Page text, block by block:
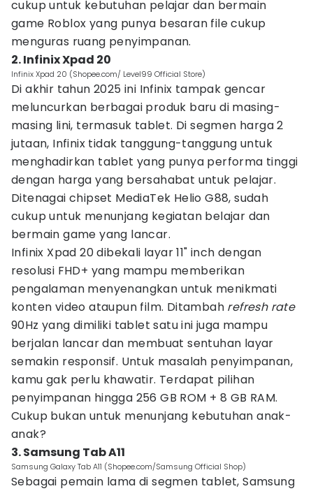
cukup untuk kebutuhan pelajar dan bermain
game Roblox yang punya besaran file cukup
menguras ruang penyimpanan.
2. Infinix Xpad 20
Infinix Xpad 20 (Shopee.com/ Level99 Official Store)
Di akhir tahun 2025 ini Infinix tampak gencar
meluncurkan berbagai produk baru di masing-
masing lini, termasuk tablet. Di segmen harga 2
jutaan, Infinix tidak tanggung-tanggung untuk
menghadirkan tablet yang punya performa tinggi
dengan harga yang bersahabat untuk pelajar.
Ditenagai chipset MediaTek Helio G88, sudah
cukup untuk menunjang kegiatan belajar dan
bermain game yang lancar.
Infinix Xpad 20 dibekali layar 11" inch dengan
resolusi FHD+ yang mampu memberikan
pengalaman menyenangkan untuk menikmati
konten video ataupun film. Ditambah refresh rate
90Hz yang dimiliki tablet satu ini juga mampu
berjalan lancardan membuat sentuhan layar
semakin responsif. Untuk masalah penyimpanan,
kamu gak perlu khawatir. Terdapat pilihan
penyimpanan hingga 256 GB ROM + 8 GB RAM.
Cukup bukan untuk menunjang kebutuhan anak-
anak?
3. Samsung Tab A11
Samsung Galaxy Tab A11 (Shopee.com/Samsung Official Shop)
Sebagai pemain lama di segmen tablet, Samsung